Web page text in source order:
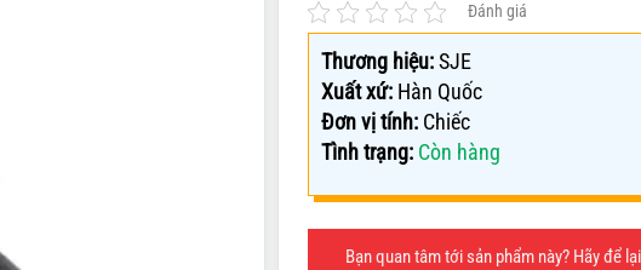
Đánh giá
Thương hiệu:SJE
Xuất xứ: Hàn Quốc
Đơn vị tính: Chiếc
Tình trạng: Còn hàng
Bạn quan tâm tới sản phẩm này? Hãy để